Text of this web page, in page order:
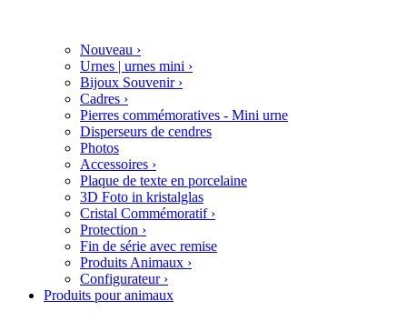
Nouveau ›
Urnes | urnes mini ›
Bijoux Souvenir ›
Cadres ›
Pierres commémoratives - Mini urne
Disperseurs de cendres
Photos
Accessoires ›
Plaque de texte en porcelaine
3D Foto in kristalglas
Cristal Commémoratif ›
Protection ›
Fin de série avec remise
Produits Animaux ›
Configurateur ›
Produits pour animaux